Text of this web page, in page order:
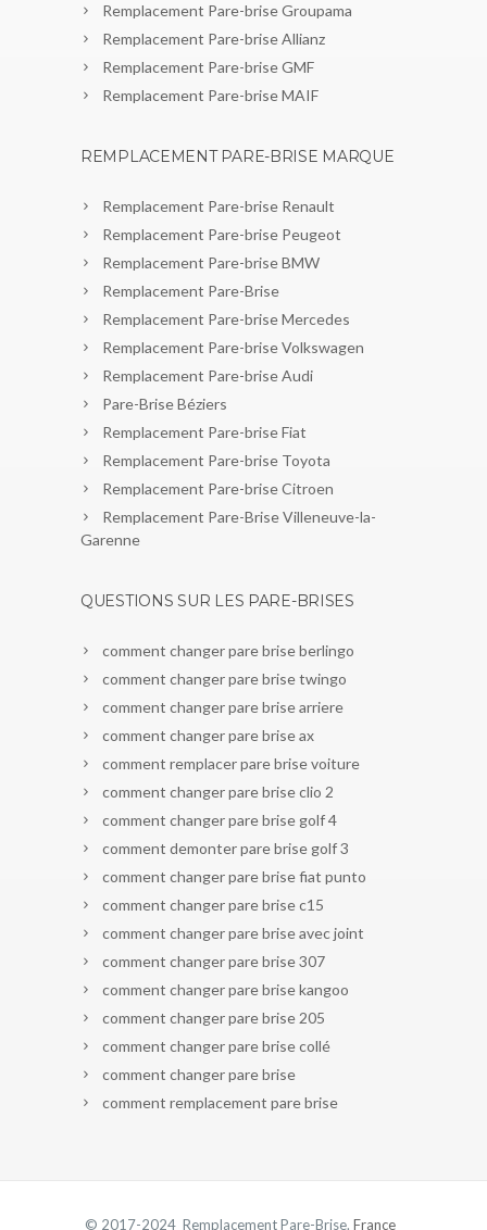
Remplacement Pare-brise Groupama
Remplacement Pare-brise Allianz
Remplacement Pare-brise GMF
Remplacement Pare-brise MAIF
REMPLACEMENT PARE-BRISE MARQUE
Remplacement Pare-brise Renault
Remplacement Pare-brise Peugeot
Remplacement Pare-brise BMW
Remplacement Pare-Brise
Remplacement Pare-brise Mercedes
Remplacement Pare-brise Volkswagen
Remplacement Pare-brise Audi
Pare-Brise Béziers
Remplacement Pare-brise Fiat
Remplacement Pare-brise Toyota
Remplacement Pare-brise Citroen
Remplacement Pare-Brise Villeneuve-la-
Garenne
QUESTIONS SUR LES PARE-BRISES
comment changer pare brise berlingo
comment changer pare brise twingo
comment changer pare brise arriere
comment changer pare brise ax
comment remplacer pare brise voiture
comment changer pare brise clio 2
comment changer pare brise golf 4
comment demonter pare brise golf 3
comment changer pare brise fiat punto
comment changer pare brise c15
comment changer pare brise avec joint
comment changer pare brise 307
comment changer pare brise kangoo
comment changer pare brise 205
comment changer pare brise collé
comment changer pare brise
comment remplacement pare brise
© 2017-2024 Remplacement Pare-Brise. France